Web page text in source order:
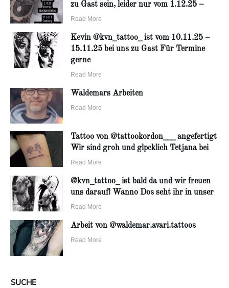
zu Gast sein, leider nur vom 1.12.25 –
Read More
Kevin @kvn_tattoo_ ist vom 10.11.25 –
15.11.25 bei uns zu Gast Für Termine
gerne
Read More
Waldemars Arbeiten
Read More
Tattoo von @tattookordon___ angefertigt
Wir sind groh und glpcklich Tetjana bei
Read More
@kvn_tattoo_ ist bald da und wir freuen
uns darauf! Wanno Dos seht ihr in unser
Read More
Arbeit von @waldemar.avari.tattoos
Read More
SUCHE